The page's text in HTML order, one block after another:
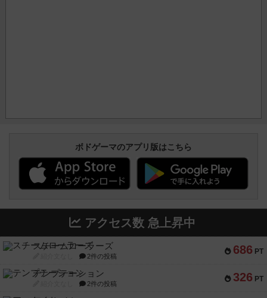
ボドゲーマのアプリ版はこちら
アクセス数 急上昇中
686 PT
スチームローラーズ
2件の投稿
326 PT
テンプテーション
2件の投稿